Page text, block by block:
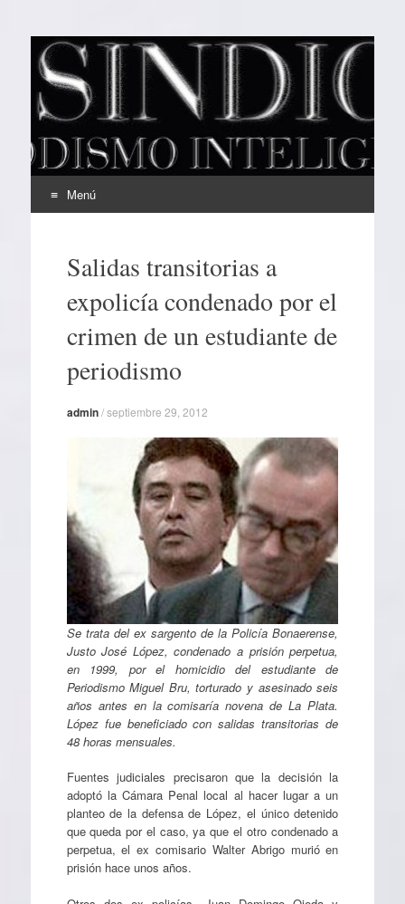
EL SINDICAL
Periodismo Inteligente
Menú
contenidoSalidas transitorias a
expolicía condenado por el
crimen de un estudiante de
periodismo
admin/septiembre 29, 2012
Se trata del ex sargento de la Policía Bonaerense,
Justo José López, condenado a prisión perpetua,
en 1999, por el homicidio del estudiante de
Periodismo Miguel Bru, torturado y asesinado seis
años antes en la comisaría novena de La Plata.
López fue beneficiado con salidas transitorias de
48 horas mensuales.
Fuentes judiciales precisaron que la decisión la
adoptó la Cámara Penal local al hacer lugar a un
planteo de la defensa de López, el único detenido
que queda por el caso, ya que el otro condenado a
perpetua, el ex comisario Walter Abrigo murió en
prisión hace unos años.